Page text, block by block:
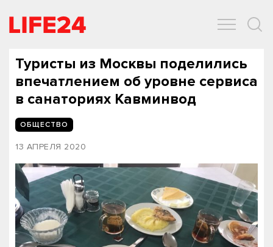
Туристы из Москвы поделились
впечатлением об уровне сервиса
в санаториях Кавминвод
ОБЩЕСТВО
13 АПРЕЛЯ 2020